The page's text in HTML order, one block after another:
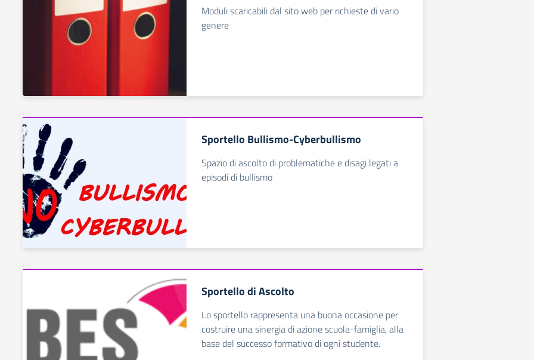
Moduli scaricabili dal sito web per richieste di vario
genere
Sportello Bullismo-Cyberbullismo
Spazio di ascolto di problematiche e disagi legati a
episodi di bullismo
Sportello di Ascolto
Lo sportello rappresenta una buona occasione per
costruire una sinergia di azione scuola-famiglia, alla
base del successo formativo di ogni studente.